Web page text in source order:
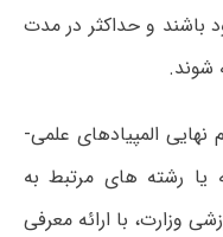
باشند و حداکثر در مدت
نهایی المپیادهای علمی-
یا رشته های مرتبط به
وزارت، با ارائه معرفی